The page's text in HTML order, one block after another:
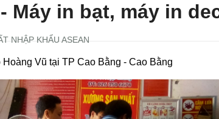
Máy in bạt, máy in
NHẬP KHẨU ASEAN
Vũ tại TP Cao Bằng - Cao Bằng